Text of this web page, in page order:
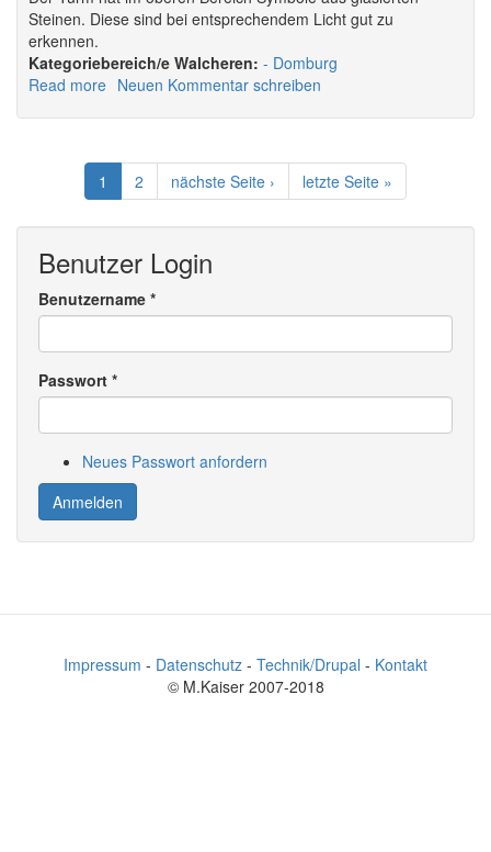
Steinen. Diese sind bei entsprechendem Licht gut zu
erkennen.
Walcheren:
Domburg
Read more about
Neuen Kommentar schreiben
1 2 nächste Seite › letzte Seite »
Benutzer Login
Benutzername *
Passwort *
Neues Passwort anfordern
Anmelden
Impressum - Datenschutz - Technik/Drupal - Kontakt
© M.Kaiser 2007-2018